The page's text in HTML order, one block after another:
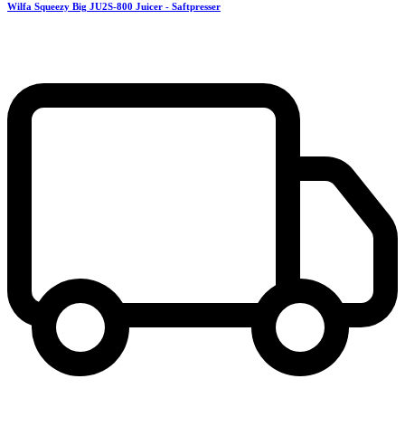
Wilfa Squeezy Big JU2S-800 Juicer - Saftpresser